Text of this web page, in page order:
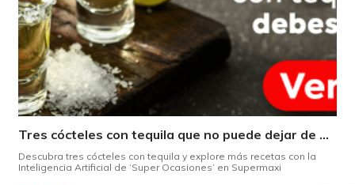
Tres cócteles con tequila que no puede dejar de probar gracias a nuestra IA.
Descubra tres cócteles con tequila y explore más recetas con la
Inteligencia Artificial de ‘Super Ocasiones’ en Supermaxi